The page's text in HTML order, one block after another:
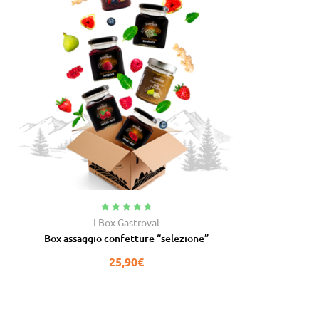
Valutato
4.88
I Box Gastroval
Box assaggio confetture “selezione”
25,90€